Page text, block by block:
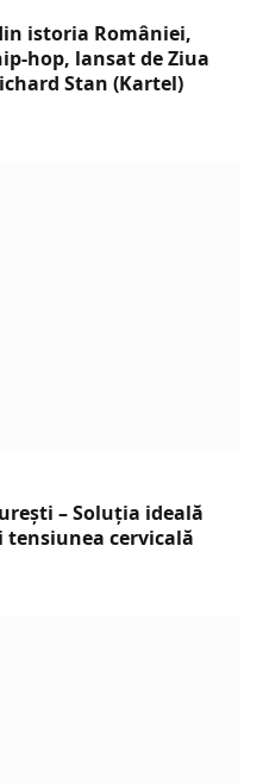
istoria României,
hop, lansat de Ziua
Stan (Kartel)
– Soluția ideală
tensiunea cervicală